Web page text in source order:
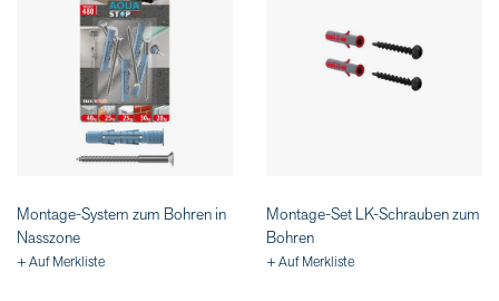
Montage-System zum Bohren in
Nasszone
+ Auf Merkliste
Montage-Set LK-Schrauben zum
Bohren
+ Auf Merkliste